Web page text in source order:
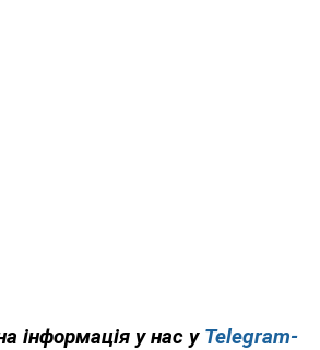
інформація у нас у Telegram-